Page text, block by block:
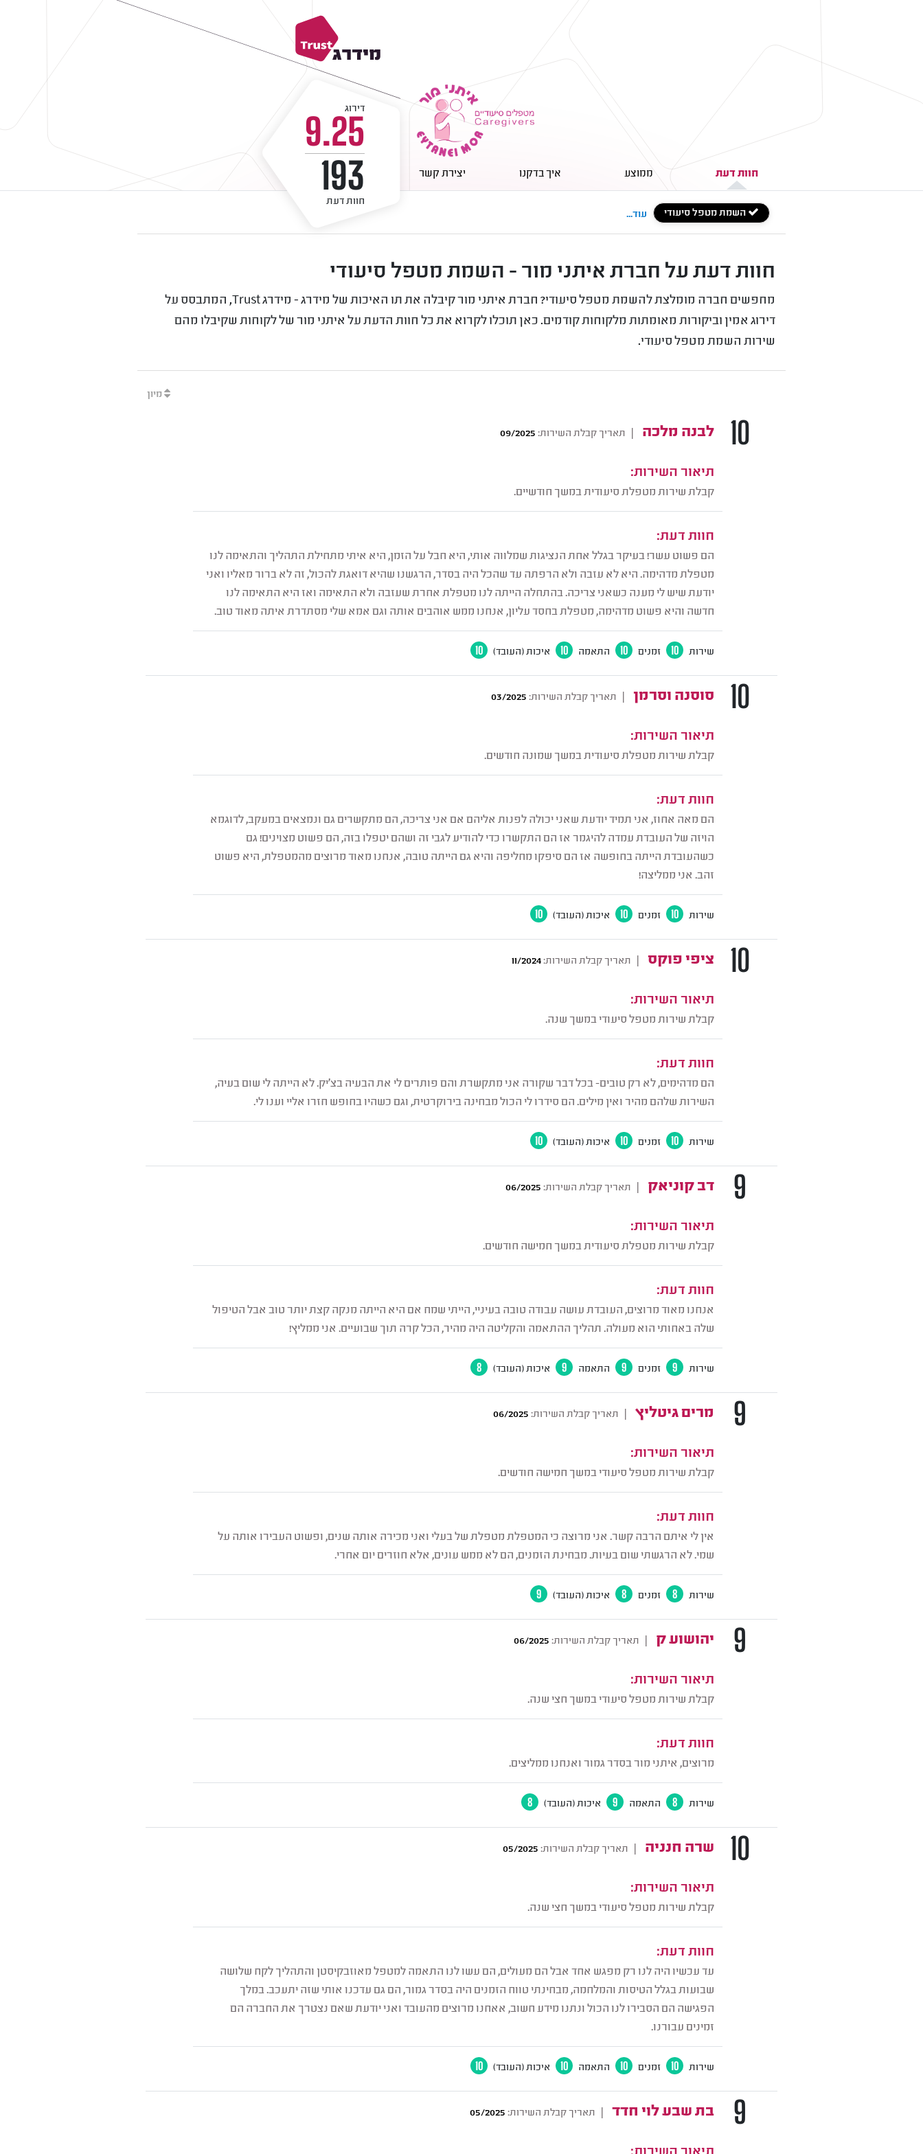
דירוג
9.25
193
חוות דעת
חוות דעת ממוצע איך בדקנו יצירת קשר
השמת מטפל סיעודי עוד...
חוות דעת על חברת איתני מור - השמת מטפל סיעודי
מחפשים חברה מומלצת להשמת מטפל סיעודי? חברת איתני מור קיבלה את תו האיכות של מידרג - מידרג Trust, המתבסס על
דירוג אמין וביקורות מאומתות מלקוחות קודמים. כאן תוכלו לקרוא את כל חוות הדעת על איתני מור של לקוחות שקיבלו מהם
שירות השמת מטפל סיעודי.
מיון
לבנה מלכה | תאריך קבלת השירות: 09/2025
תיאור השירות:
קבלת שירות מטפלת סיעודית במשך חודשיים.
חוות דעת:
הם פשוט עשר! בעיקר בגלל אחת הנציגות שמלווה אותי, היא חבל על הזמן, היא איתי מתחילת התהליך והתאימה לנו
מטפלת מדהימה. היא לא עזבה ולא הרפתה עד שהכל היה בסדר, הרגשנו שהיא דואגת להכול, זה לא ברור מאליו ואני
יודעת שיש לי מענה כשאני צריכה. בהתחלה הייתה לנו מטפלת אחרת שעזבה ולא התאימה ואז היא התאימה לנו
חדשה והיא פשוט מדהימה, מטפלת בחסד עליון, אנחנו ממש אוהבים אותה וגם אמא שלי מסתדרת איתה מאוד טוב.
10
שירות 10 זמנים 10 התאמה 10 איכות (העובד) 10
סוסנה וסרמן | תאריך קבלת השירות: 03/2025
תיאור השירות:
קבלת שירות מטפלת סיעודית במשך שמונה חודשים.
חוות דעת:
הם מאה אחוז, אני תמיד יודעת שאני יכולה לפנות אליהם אם אני צריכה, הם מתקשרים גם ונמצאים במעקב, לדוגמא
הויזה של העובדת עמדה להיגמר אז הם התקשרו כדי להודיע לגבי זה ושהם יטפלו בזה, הם פשוט מצוינים! גם
כשהעובדת הייתה בחופשה אז הם סיפקו מחליפה והיא גם הייתה טובה, אנחנו מאוד מרוצים מהמטפלת, היא פשוט
זהב. אני ממליצה!
10
שירות 10 זמנים 10 איכות (העובד) 10
ציפי פוקס | תאריך קבלת השירות:11/2024
תיאור השירות:
קבלת שירות מטפל סיעודי במשך שנה.
חוות דעת:
הם מדהימים, לא רק טובים- בכל דבר שקורה אני מתקשרת והם פותרים לי את הבעיה בצ’יק. לא הייתה לי שום בעיה,
השירות שלהם מהיר ואין מילים. הם סידרו לי הכול מבחינה בירוקרטית, וגם כשהיו בחופש חזרו אליי וענו לי.
10
שירות 10 זמנים 10 איכות (העובד) 10
דב קוניאק | תאריך קבלת השירות: 06/2025
תיאור השירות:
קבלת שירות מטפלת סיעודית במשך חמישה חודשים.
חוות דעת:
אנחנו מאוד מרוצים, העובדת עושה עבודה טובה בעיניי, הייתי שמח אם היא הייתה מנקה קצת יותר טוב אבל הטיפול
שלה באחותי הוא מעולה. תהליך ההתאמה והקליטה היה מהיר, הכל קרה תוך שבועיים. אני ממליץ!
9
שירות 9 זמנים 9 התאמה 9 איכות (העובד) 8
מרים גיטליץ | תאריך קבלת השירות: 06/2025
תיאור השירות:
קבלת שירות מטפל סיעודי במשך חמישה חודשים.
חוות דעת:
אין לי איתם הרבה קשר. אני מרוצה כי המטפלת מטפלת של בעלי ואני מכירה אותה שנים, ופשוט העבירו אותה על
שמי. לא הרגשתי שום בעיות. מבחינת הזמנים, הם לא ממש עונים, אלא חוזרים יום אחרי.
9
שירות 8 זמנים 8 איכות (העובד) 9
יהושוע ק | תאריך קבלת השירות: 06/2025
תיאור השירות:
קבלת שירות מטפל סיעודי במשך חצי שנה.
חוות דעת:
מרוצים, איתני מור בסדר גמור ואנחנו ממליצים.
9
שירות 8 התאמה 9 איכות (העובד) 8
שרה חנניה | תאריך קבלת השירות: 05/2025
תיאור השירות:
קבלת שירות מטפל סיעודי במשך חצי שנה.
חוות דעת:
עד עכשיו היה לנו רק מפגש אחד אבל הם מעולים, הם עשו לנו התאמה למטפל מאוזבקיסטן והתהליך לקח שלושה
שבועות בגלל הטיסות והמלחמה, מבחינתי טווח הזמנים היה בסדר גמור, הם גם עדכנו אותי שזה יתעכב. במלך
הפגישה הם הסבירו לנו הכול ונתנו מידע חשוב, אאחנו מרוצים מהעובד ואני יודעת שאם נצטרך את החברה הם
זמינים עבורנו.
10
שירות 10 זמנים 10 התאמה 10 איכות (העובד) 10
בת שבע לוי חדד | תאריך קבלת השירות: 05/2025
תיאור השירות:
9